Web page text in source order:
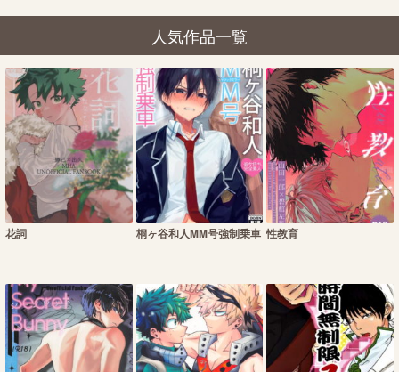
人気作品一覧
花詞 桐ヶ谷和人MM号強制乗車 性教育